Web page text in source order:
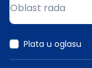
Oblast rada
Plata u oglasu